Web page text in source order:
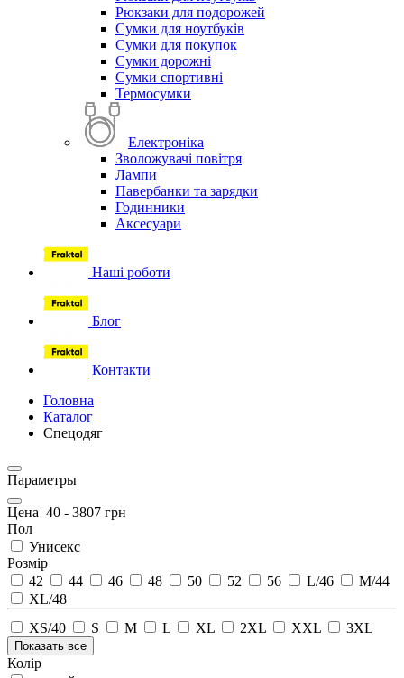
Рюкзаки для подорожей
Сумки для ноутбуків
Сумки для покупок
Сумки дорожні
Сумки спортивні
Термосумки
Електроніка
Зволожувачі повітря
Лампи
Павербанки та зарядки
Годинники
Аксесуари
Наші роботи
Блог
Контакти
Головна
Каталог
Спецодяг
Параметры
Цена 40 - 3807 грн
Пол
Унисекс
Розмір
42
44 46 48 50 52 56 L/46
M/44
XL/48
XS/40
S M L XL 2XL XXL 3XL
Показать все
Колір